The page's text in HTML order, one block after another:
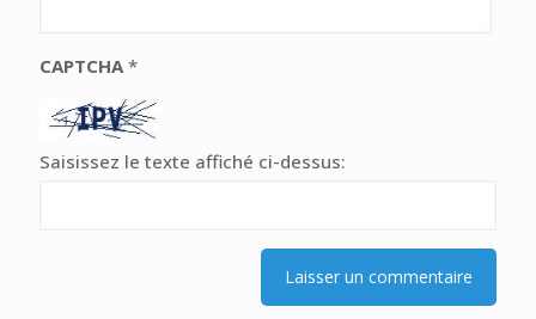
CAPTCHA *
Saisissez le texte affiché ci-dessus: